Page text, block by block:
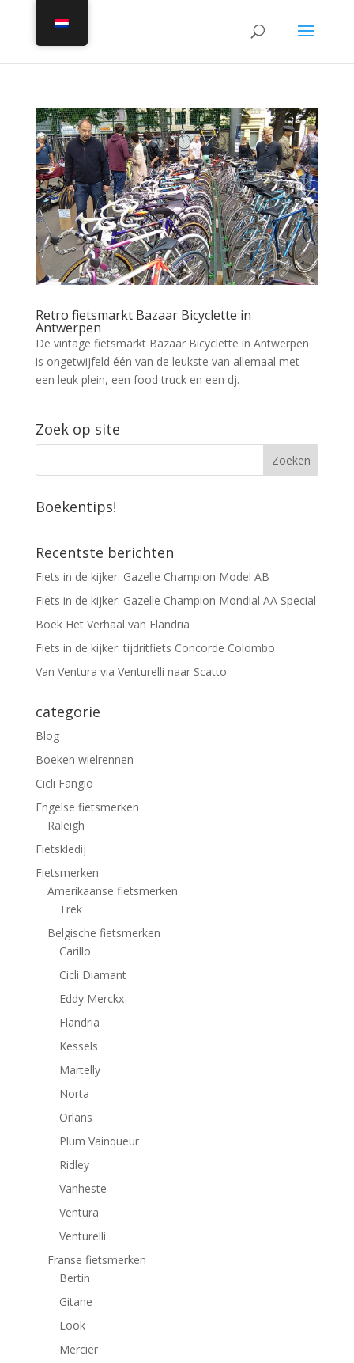
Retro fietsmarkt Bazaar Bicyclette in
Antwerpen
De vintage fietsmarkt Bazaar Bicyclette in Antwerpen
is ongetwijfeld één van de leukste van allemaal met
een leuk plein, een food truck en een dj.
Zoek op site
Boekentips!
Recentste berichten
Fiets in de kijker: Gazelle Champion Model AB
Fiets in de kijker: Gazelle Champion Mondial AA Special
Boek Het Verhaal van Flandria
Fiets in de kijker: tijdritfiets Concorde Colombo
Van Ventura via Venturelli naar Scatto
categorie
Blog
Boeken wielrennen
Cicli Fangio
Engelse fietsmerken
Raleigh
Fietskledij
Fietsmerken
Amerikaanse fietsmerken
Trek
Belgische fietsmerken
Carillo
Cicli Diamant
Eddy Merckx
Flandria
Kessels
Martelly
Norta
Orlans
Plum Vainqueur
Ridley
Vanheste
Ventura
Venturelli
Franse fietsmerken
Bertin
Gitane
Look
Mercier